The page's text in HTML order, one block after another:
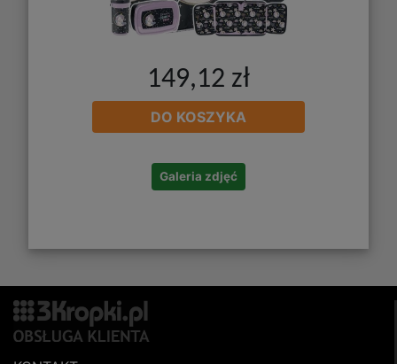
149,12 zł
DO KOSZYKA
Galeria zdjęć